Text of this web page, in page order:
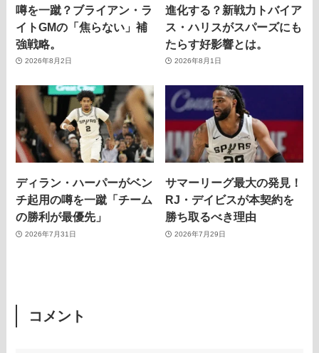
噂を一蹴？ブライアン・ラ
イトGMの「焦らない」補
強戦略。
2026年8月2日
進化する？新戦力トバイア
ス・ハリスがスパーズにも
たらす好影響とは。
2026年8月1日
ディラン・ハーパーがベン
チ起用の噂を一蹴「チーム
の勝利が最優先」
2026年7月31日
サマーリーグ最大の発見！
RJ・デイビスが本契約を
勝ち取るべき理由
2026年7月29日
コメント